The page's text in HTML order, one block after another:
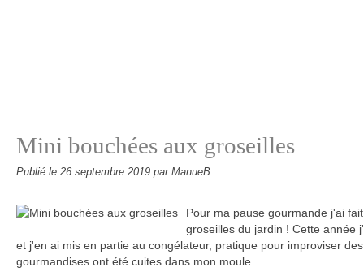
Mini bouchées aux groseilles
Publié le 26 septembre 2019 par ManueB
Pour ma pause gourmande j'ai
groseilles du jardin ! Cette année
et j'en ai mis en partie au congélateur, pratique pour improviser
gourmandises ont été cuites dans mon moule...